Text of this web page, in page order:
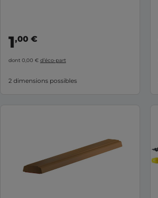
1,00 €
dont 0,00 € d’éco-part
2 dimensions possibles